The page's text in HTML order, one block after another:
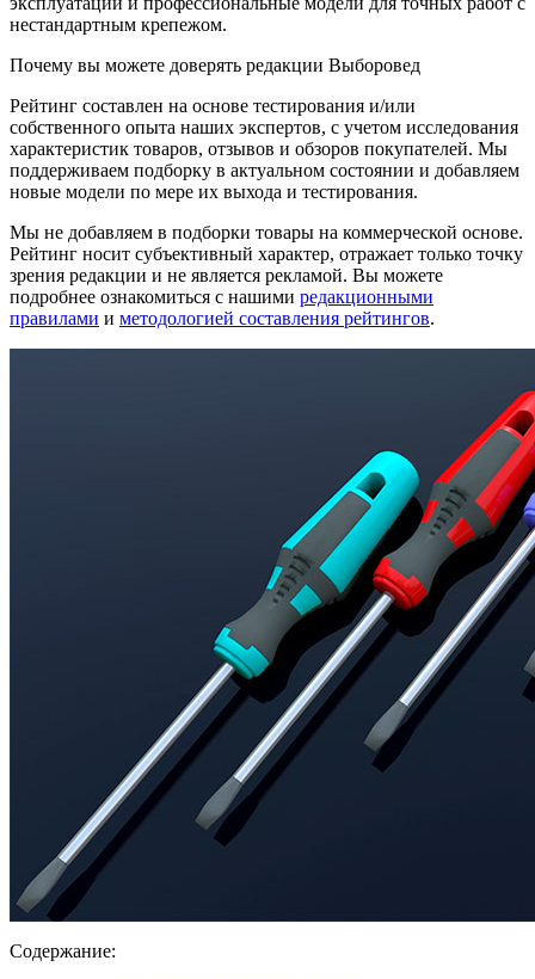
нестандартным крепежом.
Почему вы можете доверять редакции Выборовед
Рейтинг составлен на основе тестирования и/или
собственного опыта наших экспертов, с учетом исследования
характеристик товаров, отзывов и обзоров покупателей. Мы
поддерживаем подборку в актуальном состоянии и добавляем
новые модели по мере их выхода и тестирования.
Мы не добавляем в подборки товары на коммерческой основе.
Рейтинг носит субъективный характер, отражает только точку
зрения редакции и не является рекламой. Вы можете
подробнее ознакомиться с нашими редакционными
правилами и методологией составления рейтингов.
Содержание: